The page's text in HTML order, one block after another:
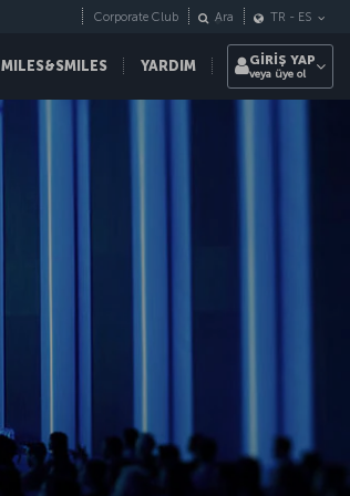
MILES&SMILES YARDIM
Corporate Club Ara TR - ES
GİRİŞ YAP
veya üye ol